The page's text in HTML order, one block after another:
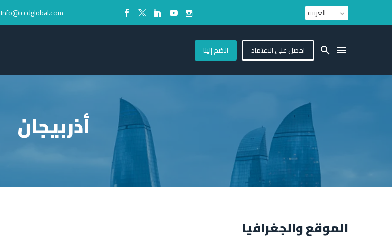
العربية Info@iccdglobal.com
احصل على الاعتماد انضم إلينا
أذربيجان
الموقع والجغرافيا